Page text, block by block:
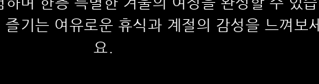
기는 여유로운 휴식과 계절의 감성을 느껴보세
요.